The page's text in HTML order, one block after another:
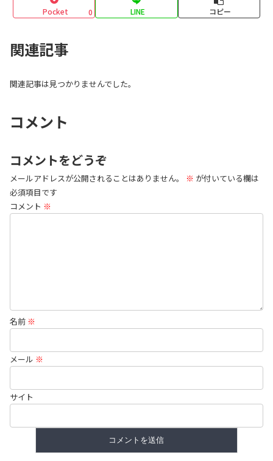
Pocket 0 LINE コピー
関連記事
関連記事は見つかりませんでした。
コメント
コメントをどうぞ
メールアドレスが公開されることはありません。 ※ が付いている欄は
必須項目です
コメント ※
名前 ※
メール ※
サイト